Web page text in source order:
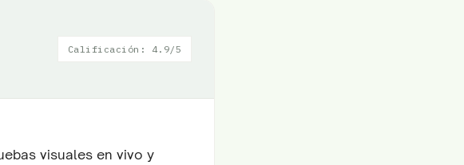
Calificación: 4.9/5
visuales en vivo y